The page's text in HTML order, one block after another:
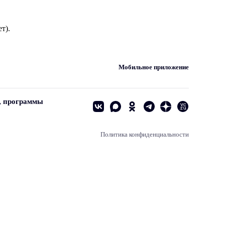
Мобильное приложение
программы
Политика конфиденциальности